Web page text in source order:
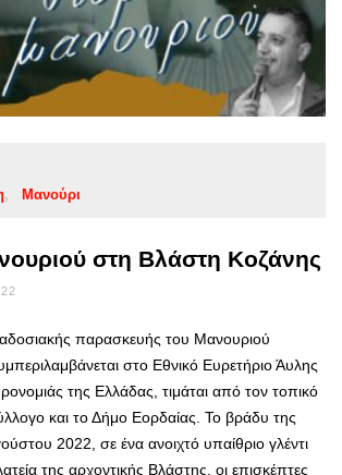
Μανούρι
στη Βλάστη Κοζάνης
παρασκευής του Μανουριού
στο Εθνικό Ευρετήριο Άυλης
της Ελλάδας, τιμάται από τον τοπικό
και το Δήμο Εορδαίας. Το βράδυ της
2022, σε ένα ανοιχτό υπαίθριο γλέντι
της αρχοντικής Βλάστης, οι επισκέπτες